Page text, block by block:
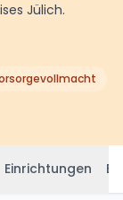
Jülich.
Einrichtungen